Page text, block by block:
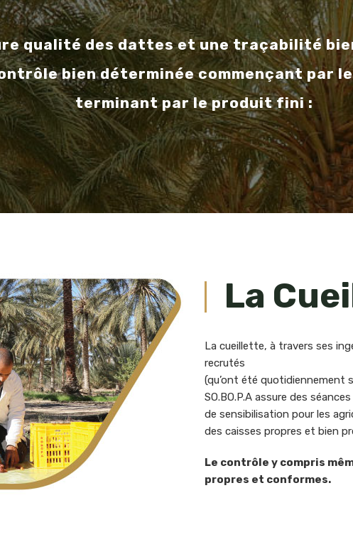
qualité des dattes et une traçabilité
bien déterminée commençant par
terminant par le produit fini :
La
La cueillette, à travers ses
recrutés
(qu’ont été quotidiennement
SO.BO.P.A assure des
de sensibilisation pour les
des caisses propres et bien
Le contrôle y compris
propres et conformes.